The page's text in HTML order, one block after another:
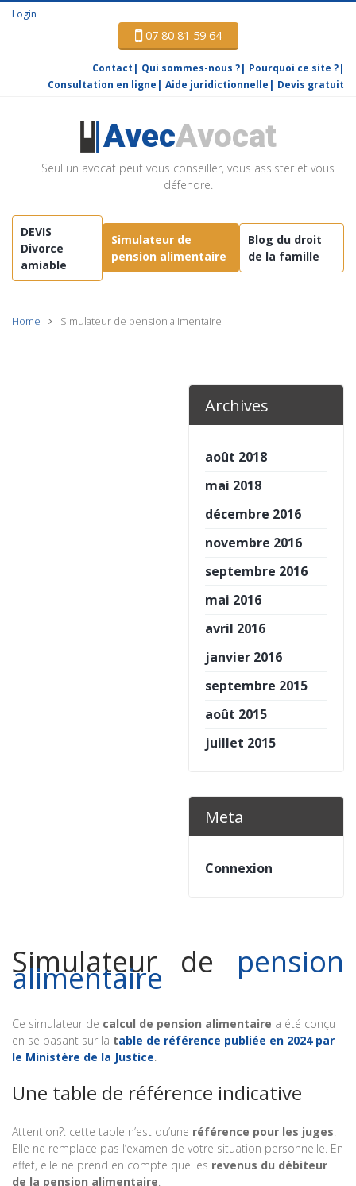
Login
07 80 81 59 64
Contact Qui sommes-nous ?
Pourquoi ce site ?
Consultation en ligne
Aide juridictionnelle Devis gratuit
AvecAvocat
Seul un avocat peut vous conseiller, vous assister et vous
défendre.
DEVIS
Divorce
amiable
Simulateur de
pension alimentaire
Blog du droit
de la famille
Home Simulateur de pension alimentaire
Archives
août 2018
mai 2018
décembre 2016
novembre 2016
septembre 2016
mai 2016
avril 2016
janvier 2016
septembre 2015
août 2015
juillet 2015
Meta
Connexion
Simulateur de pension
alimentaire
Ce simulateur de calcul de pension alimentaire a été conçu
en se basant sur la table de référence publiée en 2024 par
le Ministère de la Justice
Une table de référence indicative
Attention?: cette table n’est qu’une référence pour les juges
Elle ne remplace pas l’examen de votre situation personnelle. En
effet, elle ne prend en compte que les revenus du débiteur
de la pension alimentaire